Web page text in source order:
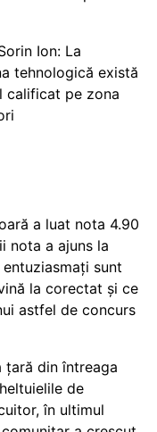
Ion: La
tehnologică există
calificat pe zona
a luat nota 4.90
nota a ajuns la
sunt
la corectat și ce
astfel de concurs
țară din întreaga
de
în ultimul